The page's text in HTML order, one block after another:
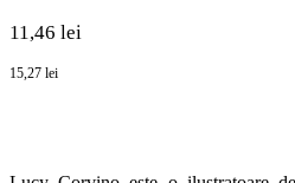
11,46 lei
15,27 lei